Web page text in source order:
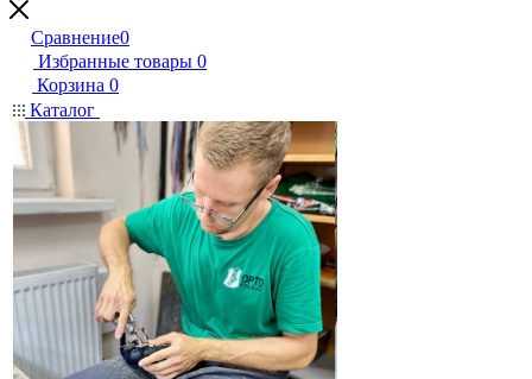
Сравнение0
Избранные товары 0
Корзина 0
Каталог